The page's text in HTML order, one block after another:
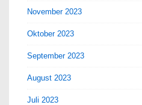
November 2023
Oktober 2023
September 2023
August 2023
Juli 2023